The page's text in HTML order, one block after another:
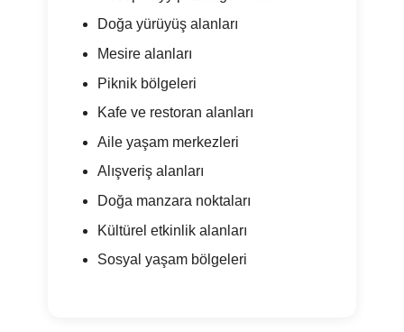
Doğa yürüyüş alanları
Mesire alanları
Piknik bölgeleri
Kafe ve restoran alanları
Aile yaşam merkezleri
Alışveriş alanları
Doğa manzara noktaları
Kültürel etkinlik alanları
Sosyal yaşam bölgeleri